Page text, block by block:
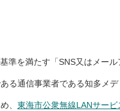
を満たす「SNS又はメール
通信事業者である知多メデ
、 東海市公衆無線LANサービ